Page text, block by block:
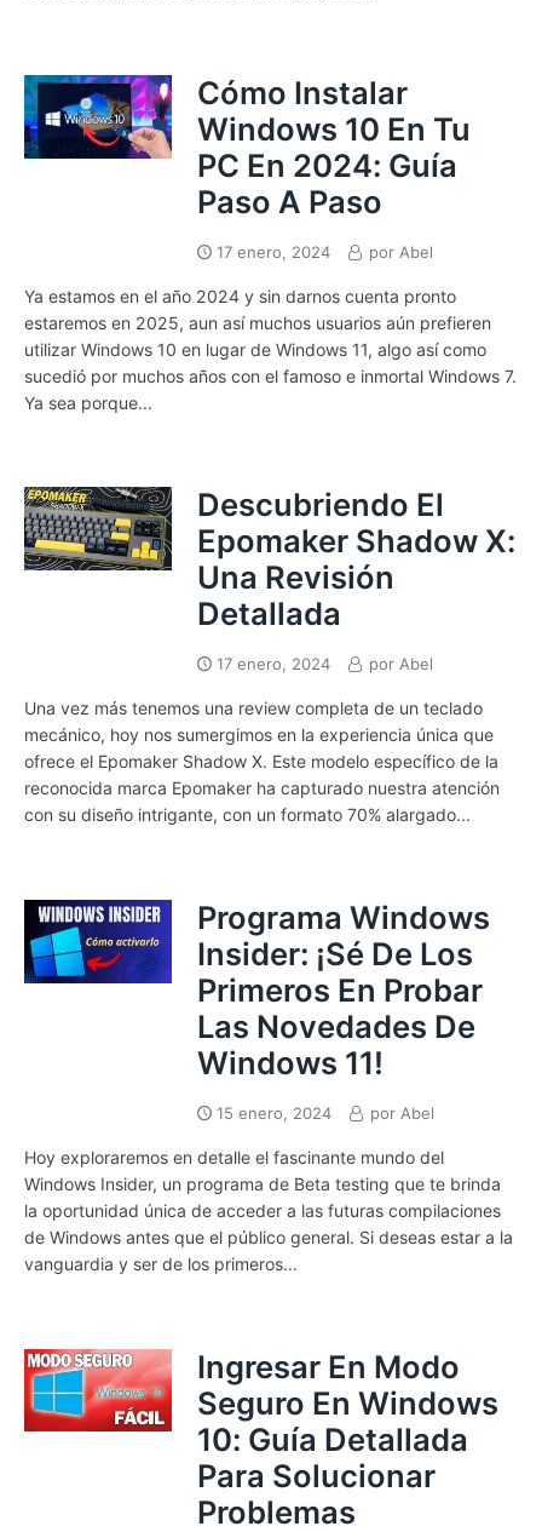
Cómo Instalar
Windows 10 En Tu
PC En 2024: Guía
Paso A Paso
17 enero, 2024 por Abel
Ya estamos en el año 2024 y sin darnos cuenta pronto
estaremos en 2025, aun así muchos usuarios aún prefieren
utilizar Windows 10 en lugar de Windows 11, algo así como
sucedió por muchos años con el famoso e inmortal Windows 7.
Ya sea porque...
Descubriendo El
Epomaker Shadow X:
Una Revisión
Detallada
17 enero, 2024 por Abel
Una vez más tenemos una review completa de un teclado
mecánico, hoy nos sumergimos en la experiencia única que
ofrece el Epomaker Shadow X. Este modelo específico de la
reconocida marca Epomaker ha capturado nuestra atención
con su diseño intrigante, con un formato 70% alargado...
Programa Windows
Insider: ¡Sé De Los
Primeros En Probar
Las Novedades De
Windows 11!
15 enero, 2024 por Abel
Hoy exploraremos en detalle el fascinante mundo del
Windows Insider, un programa de Beta testing que te brinda
la oportunidad única de acceder a las futuras compilaciones
de Windows antes que el público general. Si deseas estar a la
vanguardia y ser de los primeros...
Ingresar En Modo
Seguro En Windows
10: Guía Detallada
Para Solucionar
Problemas